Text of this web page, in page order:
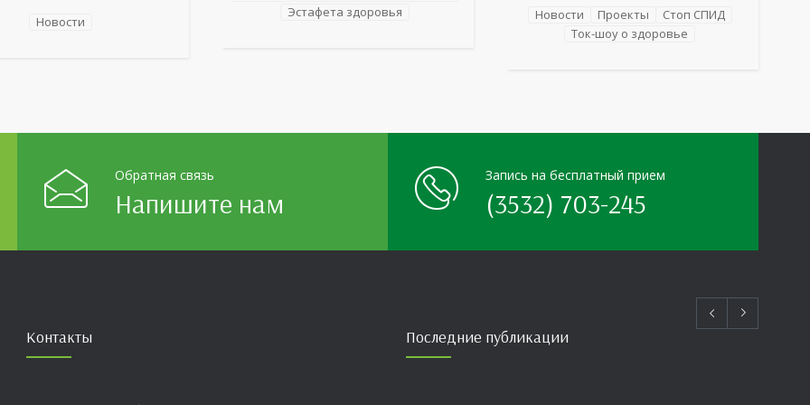
любимые улицы,
Оренбуржья. С
Новости
Однако ее заболевания, такие как
Эстафета здоровья
для сотрудников более 10 ведущих
предприятий и организаций области
Новости Проекты
Стоп СПИД
Ток-шоу о здоровье
Обратная связь
Напишите нам
Запись на бесплатный прием
(3532) 703-245
Контакты Последние публикации